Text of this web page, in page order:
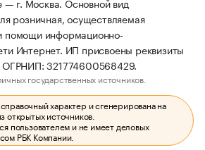
розничная, осуществляемая
помощи информационно-
Интернет. ИП присвоены реквизиты
ОГРНИП: 321774600568429.
государственных источников.
характер и сгенерирована на
открытых источников.
пользователем и не имеет деловых
РБК Компании.